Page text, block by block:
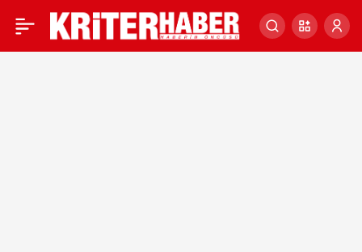
KRİTER HABER’DE 0